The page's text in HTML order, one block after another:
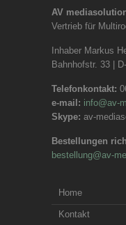
AV
Vertrieb für
Inhaber Markus
Bahnhofstr. 33 |
Telefonkontakt:
e-mail: info@av-
Skype: av-
Bestellungen
bestellung@av-
Home
Kontakt